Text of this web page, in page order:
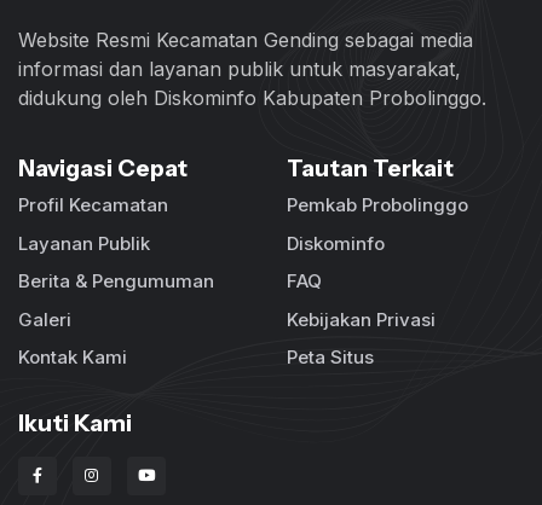
Website Resmi Kecamatan Gending sebagai media
informasi dan layanan publik untuk masyarakat,
didukung oleh Diskominfo Kabupaten Probolinggo.
Navigasi Cepat
Profil Kecamatan
Layanan Publik
Berita & Pengumuman
Galeri
Kontak Kami
Tautan Terkait
Pemkab Probolinggo
Diskominfo
FAQ
Kebijakan Privasi
Peta Situs
Ikuti Kami